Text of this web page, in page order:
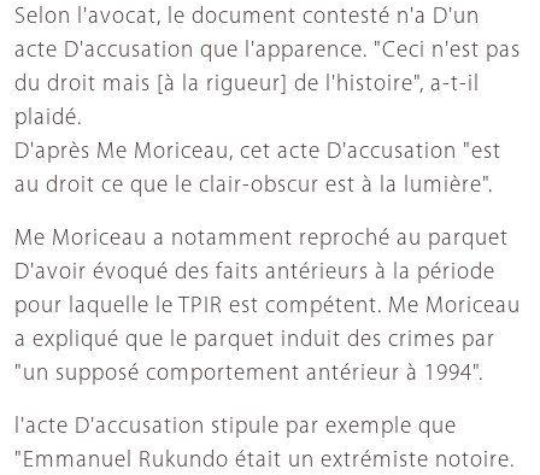
Selon l'avocat, le document contesté n'a D'un
acte D'accusation que l'apparence. "Ceci n'est pas
du droit mais [à la rigueur] de l'histoire", a-t-il
plaidé.
D'après Me Moriceau, cet acte D'accusation "est
au droit ce que le clair-obscur est à la lumière".
Me Moriceau a notamment reproché au parquet
D'avoir évoqué des faits antérieurs à la période
pour laquelle le TPIR est compétent. Me Moriceau
a expliqué que le parquet induit des crimes par
"un supposé comportement antérieur à 1994".
l'acte D'accusation stipule par exemple que
"Emmanuel Rukundo était un extrémiste notoire.